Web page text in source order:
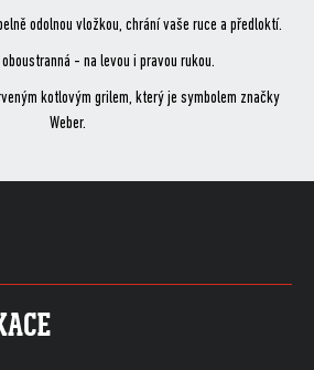
odolnou vložkou, chrání vaše ruce a předloktí.
- na levou i pravou rukou.
kotlovým grilem, který je symbolem značky
Weber.